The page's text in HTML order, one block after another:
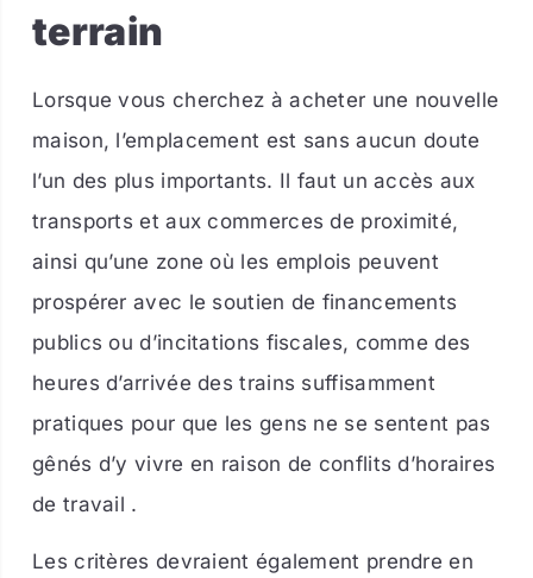
terrain
Lorsque vous cherchez à acheter une nouvelle
maison, l’emplacement est sans aucun doute
l’un des plus importants. Il faut un accès aux
transports et aux commerces de proximité,
ainsi qu’une zone où les emplois peuvent
prospérer avec le soutien de financements
publics ou d’incitations fiscales, comme des
heures d’arrivée des trains suffisamment
pratiques pour que les gens ne se sentent pas
gênés d’y vivre en raison de conflits d’horaires
de travail .
Les critères devraient également prendre en